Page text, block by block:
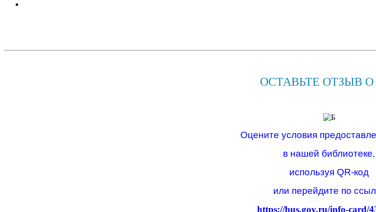
ОСТАВЬТЕ ОТЗЫВ
Оцените условия
в нашей библиотеке,
используя QR-код
или перейдите по
https://bus.gov.ru/info-card/